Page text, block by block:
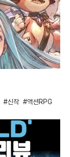
신작 액션RPG